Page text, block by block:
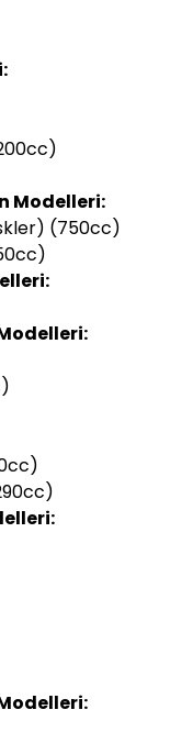
Modelleri:
(750cc)